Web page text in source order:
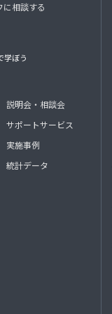
に相談する
学ぼう
説明会・相談会
サポートサービス
実施事例
統計データ